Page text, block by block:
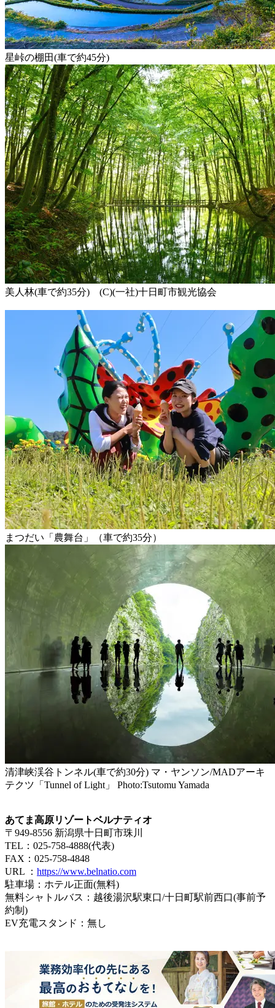
星峠の棚田(車で約45分)
美人林(車で約35分) (C)(一社)十日町市観光協会
まつだい「農舞台」（車で約35分）
清津峡渓谷トンネル(車で約30分) マ・ヤンソン/MADアーキ
テクツ「Tunnel of Light」 Photo:Tsutomu Yamada
あてま高原リゾートベルナティオ
〒949-8556 新潟県十日町市珠川
TEL：025-758-4888(代表)
FAX：025-758-4848
URL ： https://www.belnatio.com
駐車場：ホテル正面(無料)
無料シャトルバス：越後湯沢駅東口/十日町駅前西口(事前予
約制)
EV充電スタンド：無し